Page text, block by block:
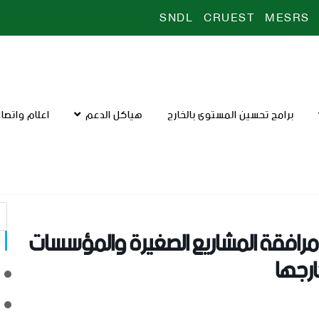
MESRS
CRUEST
SNDL
برامج تحسين المستوى بالخارج هياكل الدعم اعلام
المشاريع الصغيرة والمؤسسات